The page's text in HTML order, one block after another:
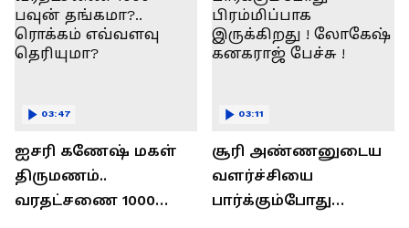
ஐசரி கணேஷ் மகள்
திருமணம்..
வரதட்சணை 1000
03:47
சூரி அண்ணனுடைய
வளர்ச்சியை
பார்க்கும்போது
03:11